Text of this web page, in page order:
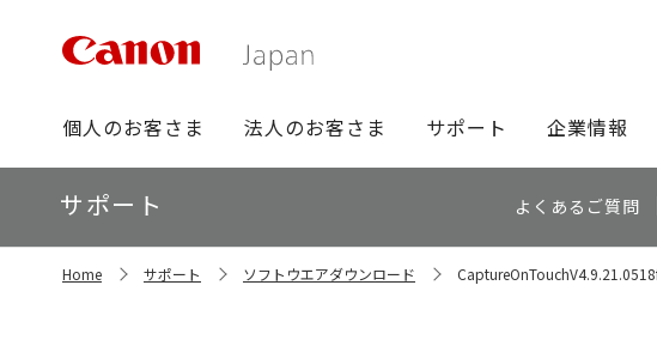
グ
ロ
ー
バ
ビ
個人のお客さま 法人のお客さま サポート 企業情報
ロ
ー
カ
ル
サポート よくあるご質問
Home サポート ソフトウエアダウンロード